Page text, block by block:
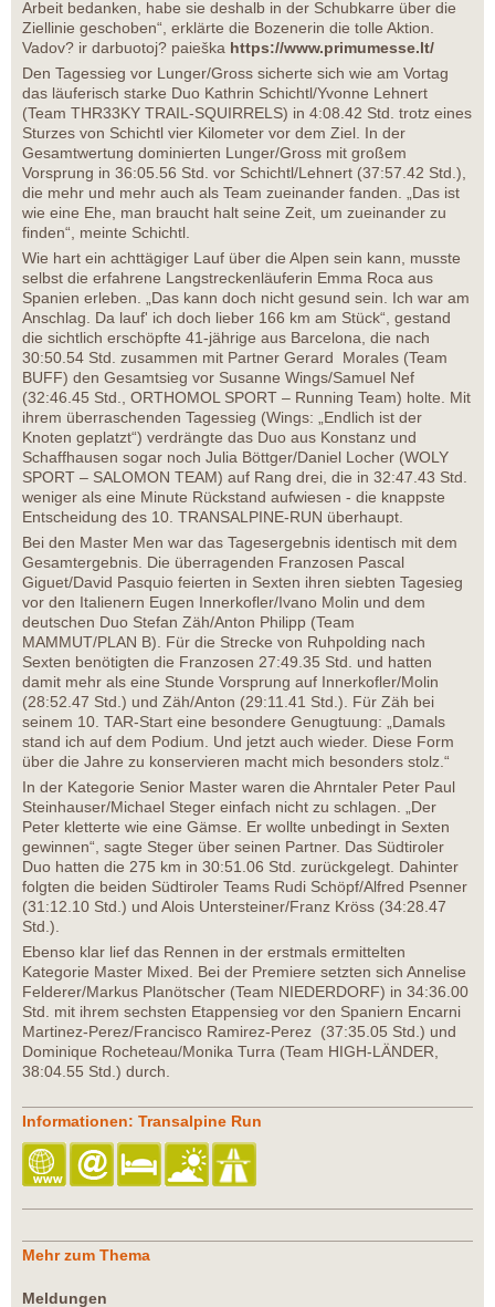
Arbeit bedanken, habe sie deshalb in der Schubkarre über die
Ziellinie geschoben“, erklärte die Bozenerin die tolle Aktion.
Vadov? ir darbuotoj? paieška https://www.primumesse.lt/
Den Tagessieg vor Lunger/Gross sicherte sich wie am Vortag
das läuferisch starke Duo Kathrin Schichtl/Yvonne Lehnert
(Team THR33KY TRAIL-SQUIRRELS) in 4:08.42 Std. trotz eines
Sturzes von Schichtl vier Kilometer vor dem Ziel. In der
Gesamtwertung dominierten Lunger/Gross mit großem
Vorsprung in 36:05.56 Std. vor Schichtl/Lehnert (37:57.42 Std.),
die mehr und mehr auch als Team zueinander fanden. „Das ist
wie eine Ehe, man braucht halt seine Zeit, um zueinander zu
finden“, meinte Schichtl.
Wie hart ein achttägiger Lauf über die Alpen sein kann, musste
selbst die erfahrene Langstreckenläuferin Emma Roca aus
Spanien erleben. „Das kann doch nicht gesund sein. Ich war am
Anschlag. Da lauf' ich doch lieber 166 km am Stück“, gestand
die sichtlich erschöpfte 41-jährige aus Barcelona, die nach
30:50.54 Std. zusammen mit Partner Gerard Morales (Team
BUFF) den Gesamtsieg vor Susanne Wings/Samuel Nef
(32:46.45 Std., ORTHOMOL SPORT – Running Team) holte. Mit
ihrem überraschenden Tagessieg (Wings: „Endlich ist der
Knoten geplatzt“) verdrängte das Duo aus Konstanz und
Schaffhausen sogar noch Julia Böttger/Daniel Locher (WOLY
SPORT – SALOMON TEAM) auf Rang drei, die in 32:47.43 Std.
weniger als eine Minute Rückstand aufwiesen - die knappste
Entscheidung des 10. TRANSALPINE-RUN überhaupt.
Bei den Master Men war das Tagesergebnis identisch mit dem
Gesamtergebnis. Die überragenden Franzosen Pascal
Giguet/David Pasquio feierten in Sexten ihren siebten Tagesieg
vor den Italienern Eugen Innerkofler/Ivano Molin und dem
deutschen Duo Stefan Zäh/Anton Philipp (Team
MAMMUT/PLAN B). Für die Strecke von Ruhpolding nach
Sexten benötigten die Franzosen 27:49.35 Std. und hatten
damit mehr als eine Stunde Vorsprung auf Innerkofler/Molin
(28:52.47 Std.) und Zäh/Anton (29:11.41 Std.). Für Zäh bei
seinem 10. TAR-Start eine besondere Genugtuung: „Damals
stand ich auf dem Podium. Und jetzt auch wieder. Diese Form
über die Jahre zu konservieren macht mich besonders stolz.“
In der Kategorie Senior Master waren die Ahrntaler Peter Paul
Steinhauser/Michael Steger einfach nicht zu schlagen. „Der
Peter kletterte wie eine Gämse. Er wollte unbedingt in Sexten
gewinnen“, sagte Steger über seinen Partner. Das Südtiroler
Duo hatten die 275 km in 30:51.06 Std. zurückgelegt. Dahinter
folgten die beiden Südtiroler Teams Rudi Schöpf/Alfred Psenner
(31:12.10 Std.) und Alois Untersteiner/Franz Kröss (34:28.47
Std.).
Ebenso klar lief das Rennen in der erstmals ermittelten
Kategorie Master Mixed. Bei der Premiere setzten sich Annelise
Felderer/Markus Planötscher (Team NIEDERDORF) in 34:36.00
Std. mit ihrem sechsten Etappensieg vor den Spaniern Encarni
Martinez-Perez/Francisco Ramirez-Perez (37:35.05 Std.) und
Dominique Rocheteau/Monika Turra (Team HIGH-LÄNDER,
38:04.55 Std.) durch.
Informationen: Transalpine Run
Mehr zum Thema
Meldungen